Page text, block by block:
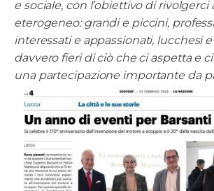
e sociale, con l’obiettivo di
eterogeneo: grandi e piccini,
interessati e appassionati, lucchesi
davvero fieri di ciò che ci aspetta e
una partecipazione importante da